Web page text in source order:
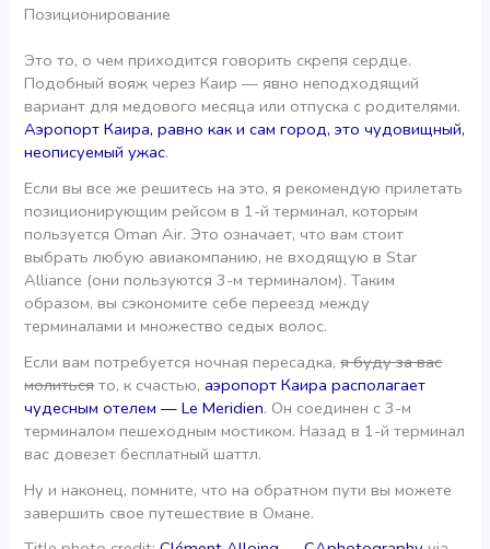
Позиционирование
Это то, о чем приходится говорить скрепя сердце.
Подобный вояж через Каир — явно неподходящий
вариант для медового месяца или отпуска с родителями.
Аэропорт Каира, равно как и сам город, это чудовищный,
неописуемый ужас.
Если вы все же решитесь на это, я рекомендую прилетать
позиционирующим рейсом в 1-й терминал, которым
пользуется Oman Air. Это означает, что вам стоит
выбрать любую авиакомпанию, не входящую в Star
Alliance (они пользуются 3-м терминалом). Таким
образом, вы сэкономите себе переезд между
терминалами и множество седых волос.
Если вам потребуется ночная пересадка,я буду за вас
молитьсято, к счастью,аэропорт Каира располагает
чудесным отелем — Le Meridien. Он соединен с 3-м
терминалом пешеходным мостиком. Назад в 1-й терминал
вас довезет бесплатный шаттл.
Ну и наконец, помните, что на обратном пути вы можете
завершить свое путешествие в Омане.